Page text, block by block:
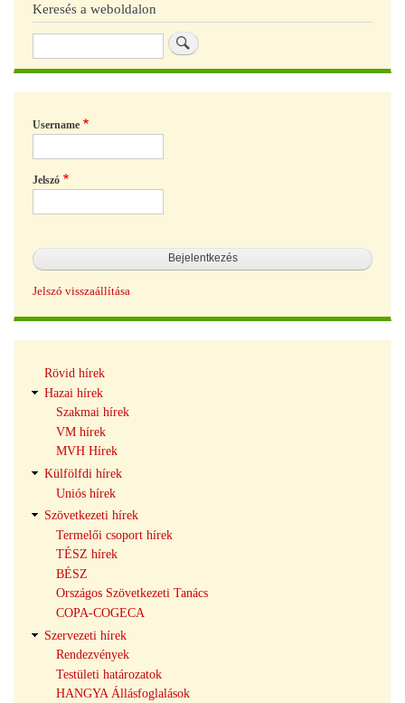
Keresés a weboldalon
Username
Jelszó
Jelszó visszaállítása
navigáció
Rövid hírek
Hazai hírek
Szakmai hírek
VM hírek
MVH Hírek
Külfölfdi hírek
Uniós hírek
Szövetkezeti hírek
Termelői csoport hírek
TÉSZ hírek
BÉSZ
Országos Szövetkezeti Tanács
COPA-COGECA
Szervezeti hírek
Rendezvények
Testületi határozatok
HANGYA Állásfoglalások